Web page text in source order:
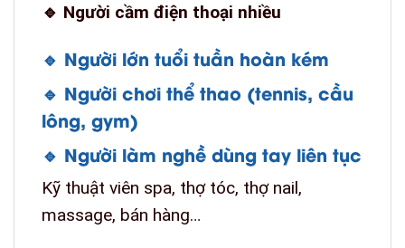
🔹 Người cầm điện thoại nhiều
🔹 Người lớn tuổi tuần hoàn kém
🔹 Người chơi thể thao (tennis, cầu
lông, gym)
🔹 Người làm nghề dùng tay liên tục
Kỹ thuật viên spa, thợ tóc, thợ nail,
massage, bán hàng…